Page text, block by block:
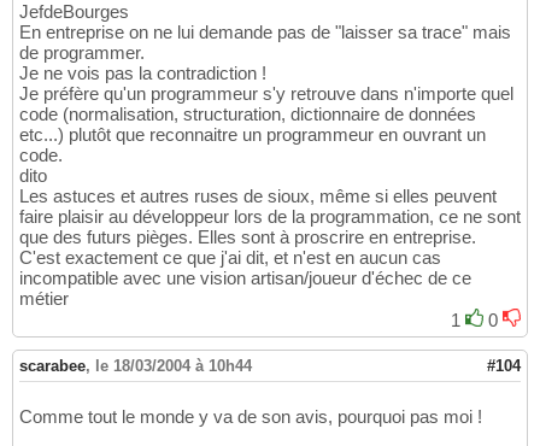
JefdeBourges
En entreprise on ne lui demande pas de "laisser sa trace" mais
de programmer.
Je ne vois pas la contradiction !
Je préfère qu'un programmeur s'y retrouve dans n'importe quel
code (normalisation, structuration, dictionnaire de données
etc...) plutôt que reconnaitre un programmeur en ouvrant un
code.
dito
Les astuces et autres ruses de sioux, même si elles peuvent
faire plaisir au développeur lors de la programmation, ce ne sont
que des futurs pièges. Elles sont à proscrire en entreprise.
C'est exactement ce que j'ai dit, et n'est en aucun cas
incompatible avec une vision artisan/joueur d'échec de ce
métier
1
0
scarabee, le 18/03/2004 à 10h44 #104
Comme tout le monde y va de son avis, pourquoi pas moi !